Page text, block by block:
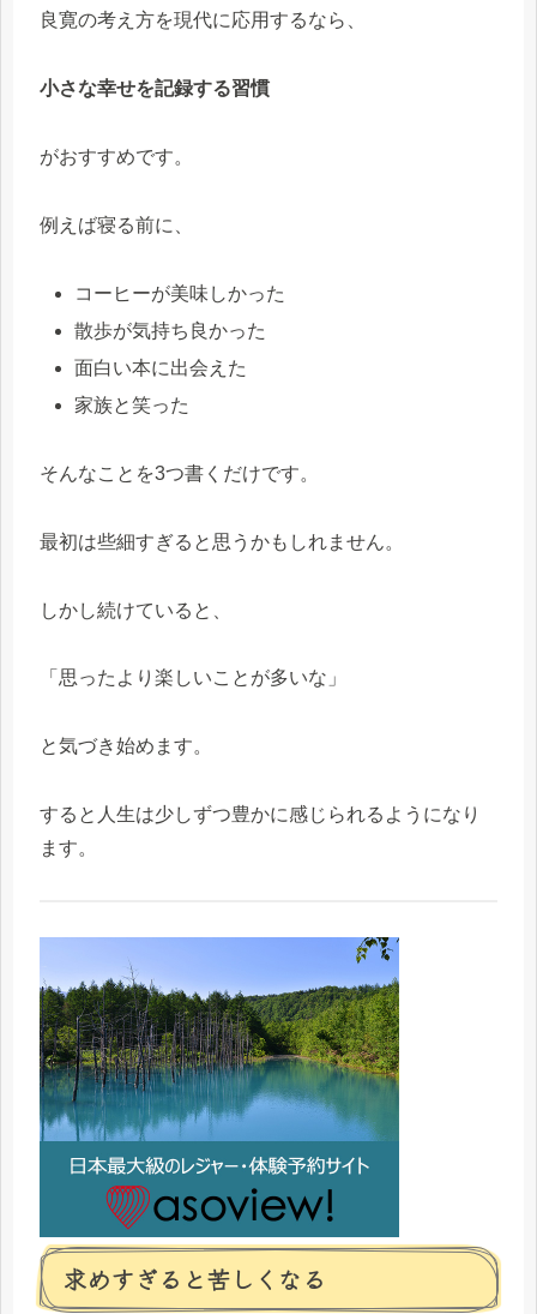
良寛の考え方を現代に応用するなら、
小さな幸せを記録する習慣
がおすすめです。
例えば寝る前に、
コーヒーが美味しかった
散歩が気持ち良かった
面白い本に出会えた
家族と笑った
そんなことを3つ書くだけです。
最初は些細すぎると思うかもしれません。
しかし続けていると、
「思ったより楽しいことが多いな」
と気づき始めます。
すると人生は少しずつ豊かに感じられるようになり
ます。
求めすぎると苦しくなる